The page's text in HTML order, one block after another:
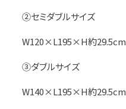
②セミダブルサイズ
W120×L195×H約29.5cm
③ダブルサイズ
W140×L195×H約29.5cm